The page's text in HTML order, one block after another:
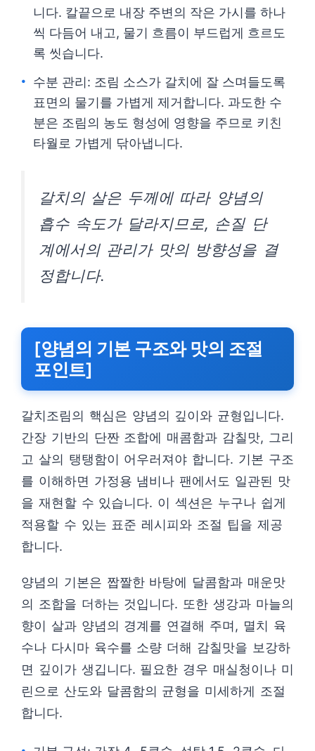
니다. 칼끝으로 내장 주변의 작은 가시를 하나
씩 다듬어 내고, 물기 흐름이 부드럽게 흐르도
록 씻습니다.
수분 관리: 조림 소스가 갈치에 잘 스며들도록
표면의 물기를 가볍게 제거합니다. 과도한 수
분은 조림의 농도 형성에 영향을 주므로 키친
타월로 가볍게 닦아냅니다.
갈치의 살은 두께에 따라 양념의
흡수 속도가 달라지므로, 손질 단
계에서의 관리가 맛의 방향성을 결
정합니다.
[양념의 기본 구조와 맛의 조절
포인트]
갈치조림의 핵심은 양념의 깊이와 균형입니다.
간장 기반의 단짠 조합에 매콤함과 감칠맛, 그리
고 살의 탱탱함이 어우러져야 합니다. 기본 구조
를 이해하면 가정용 냄비나 팬에서도 일관된 맛
을 재현할 수 있습니다. 이 섹션은 누구나 쉽게
적용할 수 있는 표준 레시피와 조절 팁을 제공
합니다.
양념의 기본은 짭짤한 바탕에 달콤함과 매운맛
의 조합을 더하는 것입니다. 또한 생강과 마늘의
향이 살과 양념의 경계를 연결해 주며, 멸치 육
수나 다시마 육수를 소량 더해 감칠맛을 보강하
면 깊이가 생깁니다. 필요한 경우 매실청이나 미
린으로 산도와 달콤함의 균형을 미세하게 조절
합니다.